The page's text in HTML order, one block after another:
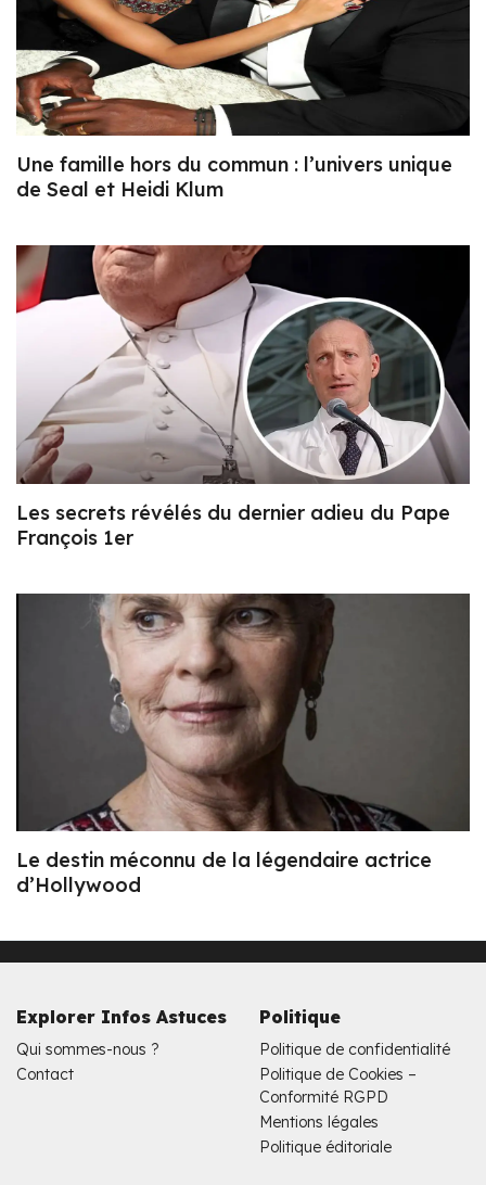
Une famille hors du commun : l’univers unique
de Seal et Heidi Klum
Les secrets révélés du dernier adieu du Pape
François 1er
Le destin méconnu de la légendaire actrice
d’Hollywood
Explorer Infos Astuces
Qui sommes-nous ?
Contact
Politique
Politique de confidentialité
Politique de Cookies –
Conformité RGPD
Mentions légales
Politique éditoriale